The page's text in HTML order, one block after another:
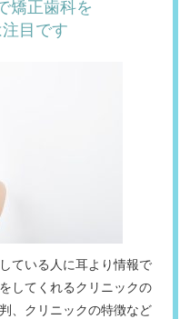
矯正歯科を
注目です
ている人に耳より情報で
してくれるクリニックの
、クリニックの特徴など